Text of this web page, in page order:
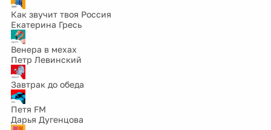
Как звучит твоя Россия
Екатерина Гресь
Венера в мехах
Петр Левинский
Завтрак до обеда
Петя FM
Дарья Дугенцова